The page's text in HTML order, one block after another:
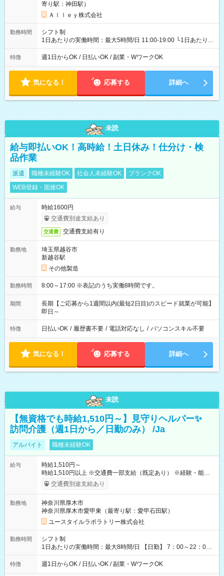
寄り駅：神田駅）
Ａｌｌｅｙ株式会社
勤務時間
シフト制
1日あたりの実働時間：最大5時間/日 11:00-19:00 └1日あたりの
実働時間：1-5時間 └上記の時間帯内であれば、いつでも勤務可
能！ └平日・土曜日の中で、お好きな曜日でご勤務いただけま
18:00 などのように、自由な働き方が可能なお仕事です！
特徴 週1日からOK / 日払いOK / 副業・WワークOK
気になる！ 応募する 詳細へ
未読
給与即払いOK！高時給！土日休み！仕分け・検
品作業
派遣 職種未経験OK 社会人未経験OK
ブランクOK
WEB登録・面接OK
給与
時給1600円
交通費別途支給あり
交通費 交通費支給有り
勤務地
埼玉県越谷市
新越谷駅
その他製造
勤務時間 8:00～17:00 ※表記のうち実働8時間です。
期間
長期【ご応募から1週間以内(最短2日目)のスピード就業が可能】
即日～
特徴 日払いOK / 履歴書不要 / 電話対応なし / パソコンスキル不要
気になる！ 応募する 詳細へ
未読
【無資格でも時給1,510円～】見守りヘルパー✨
訪問介護（週1日から／日勤のみ） /Ja
アルバイト 職種未経験OK
給与
時給1,510円～
時給1,510円以上 ※交通費一部支給（既定あり） ※経験・能力を
考慮して決定します 【収入例】 週1回勤務の場合：1,510円×8時
間×4回=4万8,320円 週3回勤務の場合：1,510円×8時間×12回
1,600円 【試用期間】試用期間あり 試用期間の長さ：2ヶ月
※ 雇用形態と給与に、本採用時と異なる部分があります。 雇用
形態：本採用時と同じです。 給与：時給 1,230円以上
交通費別途支給あり
勤務地
神奈川県厚木市
神奈川県厚木市愛甲東（最寄り駅：愛甲石田駅）
ユースタイルラボラトリー株式会社
勤務時間
シフト制
1日あたりの実働時間：最大8時間/日 【日勤】 7：00～22：00
の間で6～8時間勤務（休憩時間は法定通り） ※週1日～OK ／ 1
日6時間から勤務OK ／ 夜勤なし ＊＊ 勤務時間例 ＊＊ ■8時
特徴 週1日からOK / 日払いOK / 副業・WワークOK